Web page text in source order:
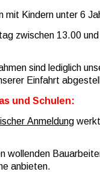
mit Kindern unter 6
zwischen 13.00
sind lediglich
Einfahrt
und Schulen:
Anmeldung
wollenden
anbieten.